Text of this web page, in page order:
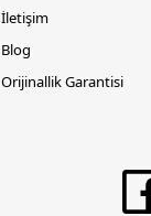
İletişim
Blog
Orijinallik Garantisi